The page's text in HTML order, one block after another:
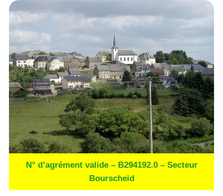
N° d’agrément valide – B294192.0 – Secteur
Bourscheid